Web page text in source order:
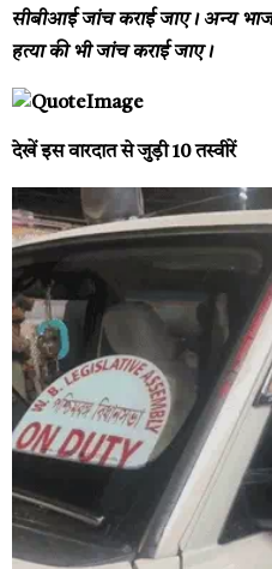
सीबीआई जांच कराई जाए। अन्य
हत्या की भी जांच कराई जाए।
देखें इस वारदात से जुड़ी 10 तस्वीरें